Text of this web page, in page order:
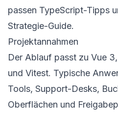
passen TypeScript-Tipps
Strategie-Guide.
Projektannahmen
Der Ablauf passt zu Vue
und Vitest. Typische
Tools, Support-Desks,
Oberflächen und